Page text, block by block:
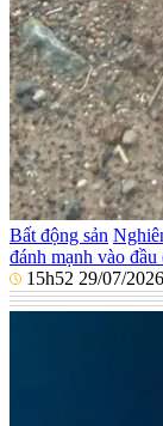
Bất động sản
đánh mạnh vào đầu
15h52 29/07/2026